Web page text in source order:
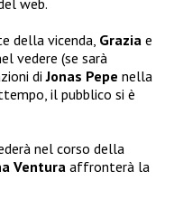
web.
della vicenda, Grazia e
vedere (se sarà
diJonas Pepe nella
il pubblico si è
nel corso della
Venturaaffronterà la